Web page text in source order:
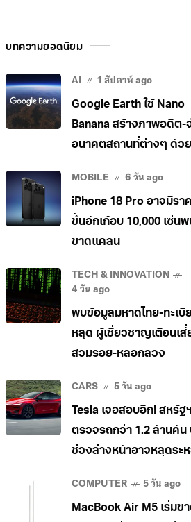
บทความยอดนิยม
AI 1 สัปดาห์ ago
Google Earth ใช้ Nano
Banana สร้างภาพอดีต-
อนาคตสถานที่ต่างๆ ด้วย
MOBILE 6 วัน ago
iPhone 18 Pro อาจมีรา
ขึ้นอีกเกือบ 10,000 เซ่น
ขาดแคลน
TECH & INNOVATION
4 วัน ago
พบข้อมูลมหาดไทย-ทะเบี
หลุด ผู้เชี่ยวชาญเตือนเสี่
สวมรอย-หลอกลวง
CARS 5 วัน ago
Tesla เจอสอบอีก! สหรัฐฯ
ตรวจรถกว่า 1.2 ล้านคัน
ช่วงล่างหน้าอาจหลุดระ
COMPUTER 5 วัน ago
MacBook Air M5 เริ่มข